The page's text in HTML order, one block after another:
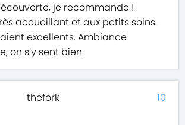
je recommande !
accueillant et aux petits soins.
excellents. Ambiance
on s’y sent bien.
thefork 10